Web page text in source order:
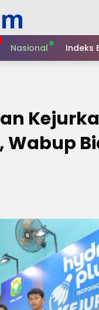
Nasional Indeks
Wabup